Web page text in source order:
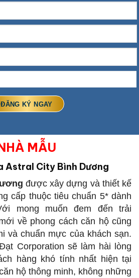
MẪU
Astral City Bình Dương
được xây dựng và thiết kế
cấp thuộc tiêu chuẩn 5* dành
mong muốn đem đến trải
về phong cách căn hộ cũng
và chuẩn mực của khách sạn.
Corporation sẽ làm hài lòng
hàng khó tính nhất hiện tại
hộ thông minh, không những